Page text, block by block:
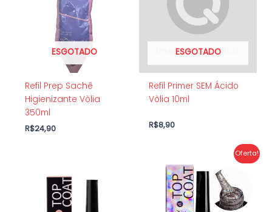
ESGOTADO
Refil Prep Sachê
Higienizante Vòlia
350ml
R$24,90
ESGOTADO
Refil Primer SEM Ácido
Vòlia 10ml
R$8,90
Oferta!
original
R$44,90.
atual
é:
R$19,90.